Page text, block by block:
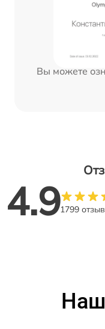
Вы можете
4.91799